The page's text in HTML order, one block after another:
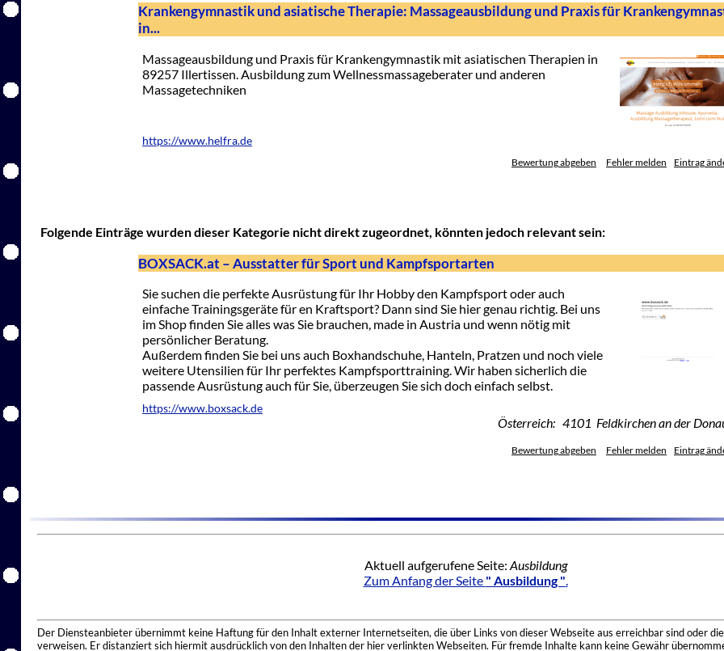
Krankengymnastik und asiatische Therapie: Massageausbildung und Praxis für
in...
Massageausbildung und Praxis für Krankengymnastik mit asiatischen Therapien in
89257 Illertissen. Ausbildung zum Wellnessmassageberater und anderen
Massagetechniken
https://www.helfra.de
Bewertung abgeben Fehler melden Eintrag
Folgende Einträge wurden dieser Kategorie nicht direkt zugeordnet, könnten jedoch relevant sein:
BOXSACK.at – Ausstatter für Sport und Kampfsportarten
Sie suchen die perfekte Ausrüstung für Ihr Hobby den Kampfsport oder auch
einfache Trainingsgeräte für en Kraftsport? Dann sind Sie hier genau richtig. Bei uns
im Shop finden Sie alles was Sie brauchen, made in Austria und wenn nötig mit
persönlicher Beratung.
Außerdem finden Sie bei uns auch Boxhandschuhe, Hanteln, Pratzen und noch viele
weitere Utensilien für Ihr perfektes Kampfsporttraining. Wir haben sicherlich die
passende Ausrüstung auch für Sie, überzeugen Sie sich doch einfach selbst.
https://www.boxsack.de
Österreich: 4101 Feldkirchen an der
Bewertung abgeben Fehler melden Eintrag
Aktuell aufgerufene Seite: Ausbildung
Zum Anfang der Seite " Ausbildung "
Der Diensteanbieter übernimmt keine Haftung für den Inhalt externer Internetseiten, die über Links von dieser Webseite aus erreichbar sind oder
verweisen. Er distanziert sich hiermit ausdrücklich von den Inhalten der hier verlinkten Webseiten. Für fremde Inhalte kann keine Gewähr